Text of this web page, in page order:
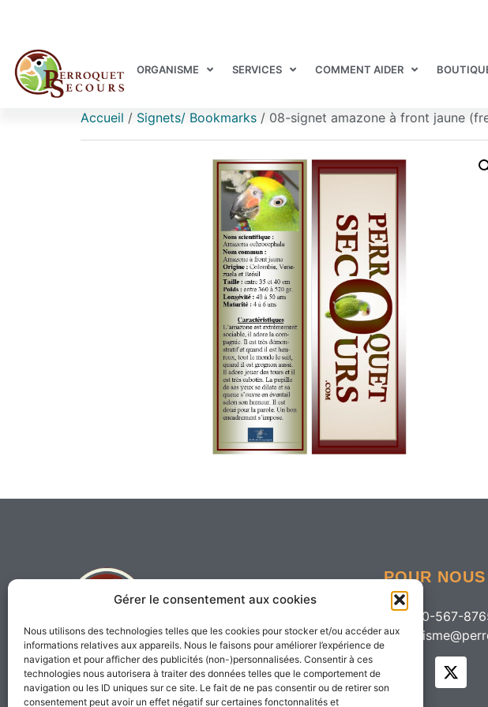
Gérer le consentement aux cookies
Nous utilisons des technologies telles que les cookies pour stocker et/ou accéder aux
informations relatives aux appareils. Nous le faisons pour améliorer l’expérience de
navigation et pour afficher des publicités (non-)personnalisées. Consentir à ces
technologies nous autorisera à traiter des données telles que le comportement de
navigation ou les ID uniques sur ce site. Le fait de ne pas consentir ou de retirer son
consentement peut avoir un effet négatif sur certaines fonctonnalités et
ORGANISME SERVICES COMMENT AIDER
Accueil / Signets/ Bookmarks / 08-signet amazone à front jaune
Perroquestsecours est un organisme
de bienfaisance enregistré sous le
numéro 81250805 RR 001
POUR
+1 450-567-